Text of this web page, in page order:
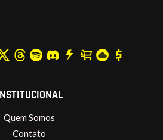
INSTITUCIONAL
Quem Somos
Contato